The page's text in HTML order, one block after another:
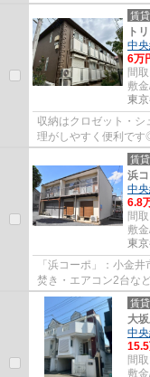
れる日本ならではの押
賃
ト
中
6万
間取:
敷
東
収納はクロゼット・
理がしやすく便利で
い一人暮らしがおくれ
賃
浜
中
6.8
間取:
敷
東
「浜コーポ」：小金
焚き・エアコン2台な
ソコンを使う方にオス
賃
大
中
間取:
敷